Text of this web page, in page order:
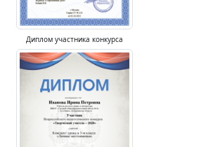
Диплом участника конкурса